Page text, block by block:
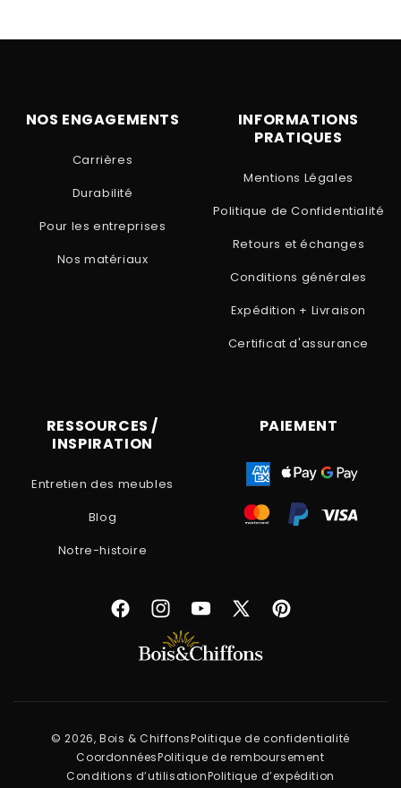
NOS ENGAGEMENTS
Carrières
Durabilité
Pour les entreprises
Nos matériaux
INFORMATIONS
PRATIQUES
Mentions Légales
Politique de Confidentialité
Retours et échanges
Conditions générales
Expédition + Livraison
Certificat d'assurance
RESSOURCES /
INSPIRATION
Entretien des meubles
Blog
Notre-histoire
PAIEMENT
FacebookInstagramYouTube
X
Pinterest
© 2026, Bois & ChiffonsPolitique de confidentialité
CoordonnéesPolitique de remboursement
Conditions d’utilisationPolitique d’expédition